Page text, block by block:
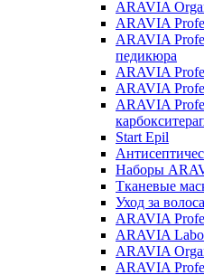
ARAVIA
ARAVIA
ARAVIA
педикюра
ARAVIA
ARAVIA
ARAVIA
Start Epil
Наборы
Тканевые
Уход за
ARAVIA
ARAVIA
ARAVIA
ARAVIA